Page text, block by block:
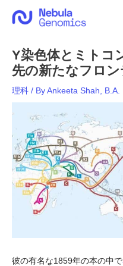
Y染色体とミトコ
先の新たなフロ
理科 / ByAnkeeta Shah, B.A.
彼の有名な1859年の本の中で